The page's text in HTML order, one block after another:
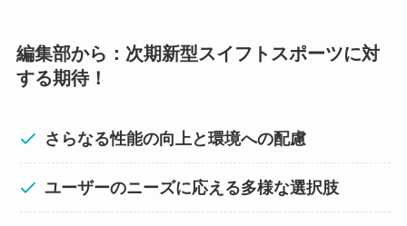
編集部から：次期新型スイフトスポーツに対
する期待！
さらなる性能の向上と環境への配慮
ユーザーのニーズに応える多様な選択肢